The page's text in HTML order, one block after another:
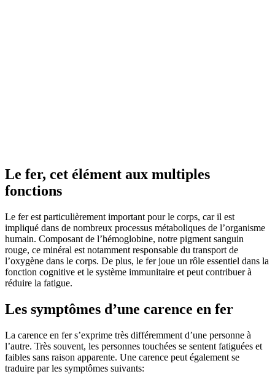
Le fer, cet élément aux multiples
fonctions
Le fer est particulièrement important pour le corps, car il est
impliqué dans de nombreux processus métaboliques de l’organisme
humain. Composant de l’hémoglobine, notre pigment sanguin
rouge, ce minéral est notamment responsable du transport de
l’oxygène dans le corps. De plus, le fer joue un rôle essentiel dans la
fonction cognitive et le système immunitaire et peut contribuer à
réduire la fatigue.
Les symptômes d’une carence en fer
La carence en fer s’exprime très différemment d’une personne à
l’autre. Très souvent, les personnes touchées se sentent fatiguées et
faibles sans raison apparente. Une carence peut également se
traduire par les symptômes suivants: